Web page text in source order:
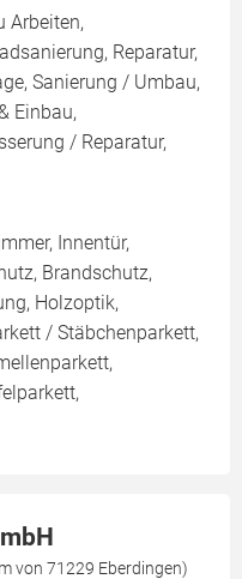
Arbeiten,
Reparatur,
Sanierung / Umbau,
Einbau,
/ Reparatur,
Innentür,
Brandschutz,
Holzoptik,
/ Stäbchenparkett,
von 71229 Eberdingen)